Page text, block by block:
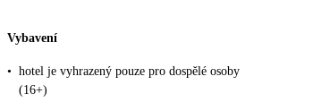
Vybavení
• hotel je vyhrazený pouze pro dospělé osoby
(16+)